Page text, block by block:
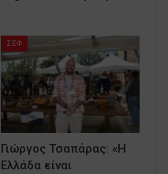
ΣΕΦ
Γιώργος Τσαπάρας: «Η
Ελλάδα είναι